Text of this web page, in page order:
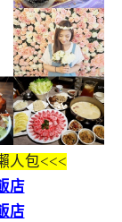
人包<<<
店
店